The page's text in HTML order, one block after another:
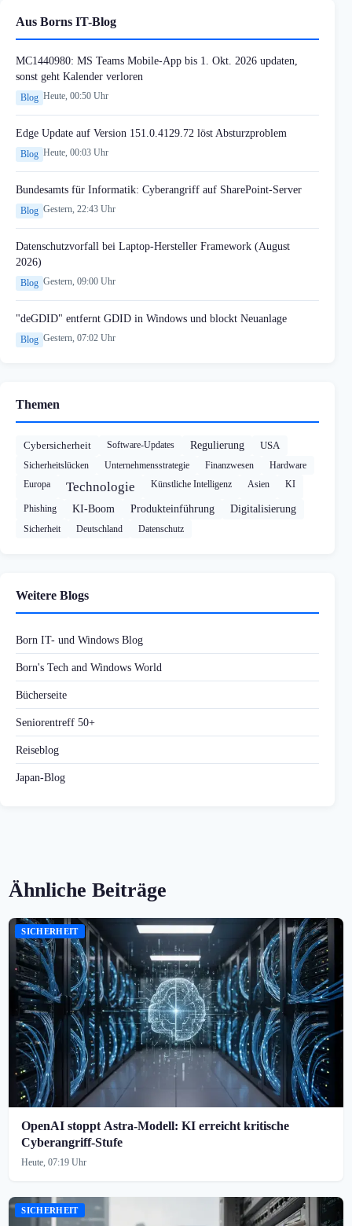
Aus Borns IT-Blog
MC1440980: MS Teams Mobile-App bis 1. Okt. 2026 updaten,
sonst geht Kalender verloren
Blog Heute, 00:50 Uhr
Edge Update auf Version 151.0.4129.72 löst Absturzproblem
Blog Heute, 00:03 Uhr
Bundesamts für Informatik: Cyberangriff auf SharePoint-Server
Blog Gestern, 22:43 Uhr
Datenschutzvorfall bei Laptop-Hersteller Framework (August
2026)
Blog Gestern, 09:00 Uhr
"deGDID" entfernt GDID in Windows und blockt Neuanlage
Blog Gestern, 07:02 Uhr
Themen
Cybersicherheit Software-Updates Regulierung USA
Sicherheitslücken Unternehmensstrategie Finanzwesen
Hardware
Europa
Technologie Künstliche Intelligenz Asien KI
Phishing KI-Boom Produkteinführung Digitalisierung
Sicherheit Deutschland Datenschutz
Weitere Blogs
Born IT- und Windows Blog
Born's Tech and Windows World
Bücherseite
Seniorentreff 50+
Reiseblog
Japan-Blog
Ähnliche Beiträge
SICHERHEIT
OpenAI stoppt Astra-Modell: KI erreicht kritische
Cyberangriff-Stufe
Heute, 07:19 Uhr
SICHERHEIT